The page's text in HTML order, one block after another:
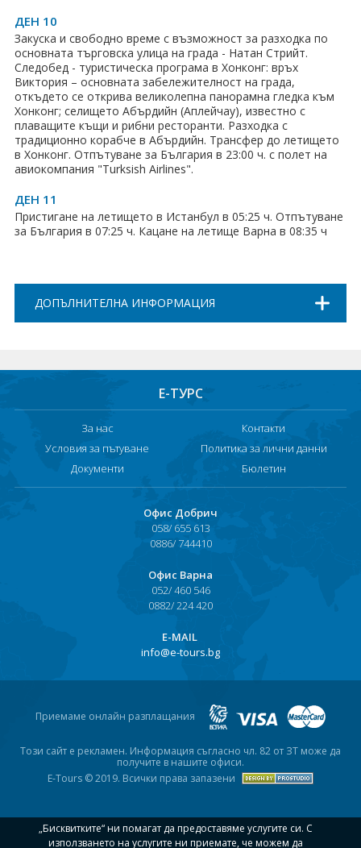
ДЕН 10
Закуска и свободно време с възможност за разходка по
основната търговска улица на града - Натан Стрийт.
Следобед - туристическа програма в Хонконг: връх
Виктория – основната забележителност на града,
откъдето се открива великолепна панорамна гледка към
Хонконг; селището Абърдийн (Аплейчау), известно с
плаващите къщи и рибни ресторанти. Разходка с
традиционно корабче в Абърдийн. Трансфер до летището
в Хонконг. Отпътуване за България в 23:00 ч. с полет на
авиокомпания "Turksish Airlines".
ДЕН 11
Пристигане на летището в Истанбул в 05:25 ч. Отпътуване
за България в 07:25 ч. Кацане на летище Варна в 08:35 ч
ДОПЪЛНИТЕЛНА ИНФОРМАЦИЯ
Е-ТУРС
За нас
Контакти
Условия за пътуване
Политика за лични данни
Документи
Бюлетин
Офис Добрич
058/ 655 613
0886/ 744410
Офис Варна
052/ 460 546
0882/ 224 420
Е-MAIL
info@e-tours.bg
Приемаме онлайн разплащания
Този сайт е рекламен. Информация съгласно чл. 82 от ЗТ може да
получите в нашите офиси.
E-Tours © 2019. Всички права запазени
„Бисквитките“ ни помагат да предоставяме услугите си. С
използването на услугите ни приемате, че можем да